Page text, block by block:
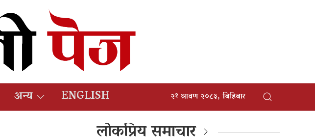
अन्य ENGLISH २१ श्रावण २०८३, बिहिबार
लोकप्रिय समाचार